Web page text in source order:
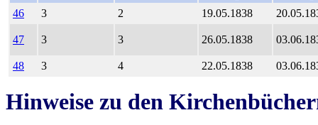
46
3 2 19.05.1838
47 3 3 26.05.1838
48 3 4 22.05.1838
Hinweise zu den